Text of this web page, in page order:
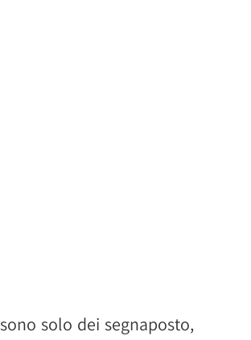
solo dei segnaposto,